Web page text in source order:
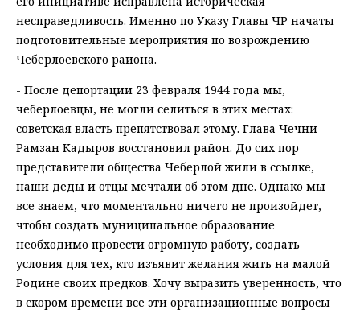
несправедливость. Именно по Указу Главы ЧР начаты
подготовительные мероприятия по возрождению
Чеберлоевского района.
- После депортации 23 февраля 1944 года мы,
чеберлоевцы, не могли селиться в этих местах:
советская власть препятствовал этому. Глава Чечни
Рамзан Кадыров восстановил район. До сих пор
представители общества Чеберлой жили в ссылке,
наши деды и отцы мечтали об этом дне. Однако мы
все знаем, что моментально ничего не произойдет,
чтобы создать муниципальное образование
необходимо провести огромную работу, создать
условия для тех, кто изъявит желания жить на малой
Родине своих предков. Хочу выразить уверенность, что
в скором времени все эти организационные вопросы